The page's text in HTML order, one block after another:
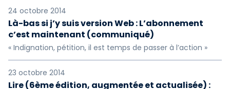
24 octobre 2014
Là-bas si j’y suis version Web : L’abonnement
c’est maintenant (communiqué)
« Indignation, pétition, il est temps de passer à l’action »
23 octobre 2014
Lire (6ème édition, augmentée et actualisée) :